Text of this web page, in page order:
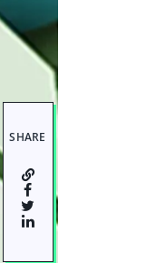
SHARE